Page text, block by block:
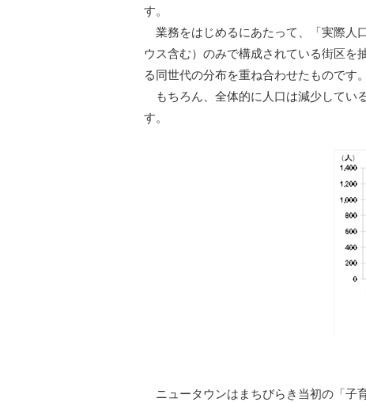
す。
業務をはじめるにあたって、「実際人
ウス含む）のみで構成されている街区を
る同世代の分布を重ね合わせたものです。
もちろん、全体的に人口は減少してい
す。
ニュータウンはまちびらき当初の「子